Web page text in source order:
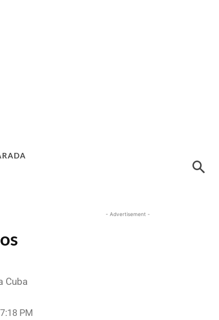
Cuba
PM
- Advertisement -